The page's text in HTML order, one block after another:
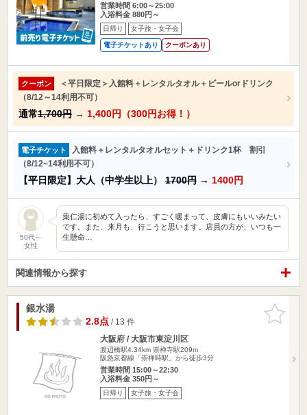
営業時間 6:00～25:00
入浴料金 880円～
日帰り 女子旅・女子会
電子チケットあり クーポンあり
クーポン
＜平日限定＞入館料＋レンタルタオル＋ビールorドリンク
（8/12～14利用不可）
通常1,700円 → 1,400円（300円お得！）
電子チケット
入館料＋レンタルタオルセット＋ドリンク1杯 割引
（8/12~14利用不可）
【平日限定】大人（中学生以上） 1700円 → 1400円
50代～
女性
薬仁湯に初めて入ったら、すごく暖まって、皮膚にもいいみたい
です。また、来月も、行こうと思います。店員の方が、いつも一
生懸命…
関連情報から探す
お気に入
りに追加
銀水湯
2.8点/ 13 件
大阪府 / 大阪市東淀川区
渡辺橋駅4.34km 崇禅寺駅209m
阪急京都線「崇禅時駅」から徒歩3分
営業時間 15:00～22:30
入浴料金 350円～
日帰り 女子旅・女子会